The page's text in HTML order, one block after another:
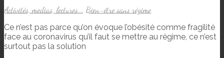
Activités, medias, lectures..., Bien-être sans régime
Ce n’est pas parce qu’on évoque l’obésité comme fragilité
face au coronavirus qu’il faut se mettre au régime, ce n’est
surtout pas la solution